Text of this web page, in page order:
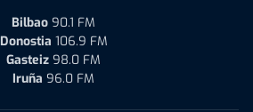
Bilbao 90.1 FM
Donostia 106.9 FM
Gasteiz 98.0 FM
Iruña 96.0 FM